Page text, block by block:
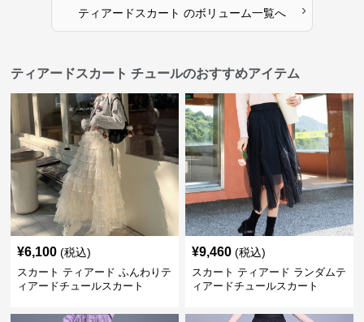
ティアードスカート のボリューム一覧へ ›
ティアードスカート チュールのおすすめアイテム
¥6,100 (税込)
スカート ティアード ふんわりテ
ィアードチュールスカート
¥9,460 (税込)
スカート ティアード ランダムテ
ィアードチュールスカート